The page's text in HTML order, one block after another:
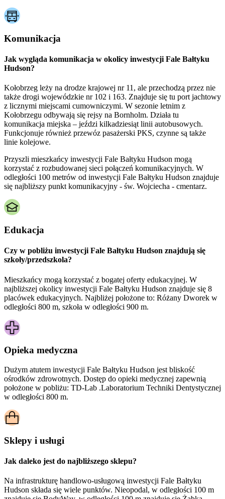
Komunikacja
Jak wygląda komunikacja w okolicy inwestycji Fale Bałtyku
Hudson?
Kołobrzeg leży na drodze krajowej nr 11, ale przechodzą przez nie
także drogi wojewódzkie nr 102 i 163. Znajduje się tu port jachtowy
z licznymi miejscami cumowniczymi. W sezonie letnim z
Kołobrzegu odbywają się rejsy na Bornholm. Działa tu
komunikacja miejska – jeździ kilkadziesiąt linii autobusowych.
Funkcjonuje również przewóz pasażerski PKS, czynne są także
linie kolejowe.
Przyszli mieszkańcy inwestycji Fale Bałtyku Hudson mogą
korzystać z rozbudowanej sieci połączeń komunikacyjnych. W
odległości 100 metrów od inwestycji Fale Bałtyku Hudson znajduje
się najbliższy punkt komunikacyjny - św. Wojciecha - cmentarz.
Edukacja
Czy w pobliżu inwestycji Fale Bałtyku Hudson znajdują się
szkoły/przedszkola?
Mieszkańcy mogą korzystać z bogatej oferty edukacyjnej. W
najbliższej okolicy inwestycji Fale Bałtyku Hudson znajduje się 8
placówek edukacyjnych. Najbliżej położone to: Różany Dworek w
odległości 800 m, szkoła w odległości 900 m.
Opieka medyczna
Dużym atutem inwestycji Fale Bałtyku Hudson jest bliskość
ośrodków zdrowotnych. Dostęp do opieki medycznej zapewnią
położone w pobliżu: TD-Lab .Laboratorium Techniki Dentystycznej
w odległości 800 m.
Sklepy i usługi
Jak daleko jest do najbliższego sklepu?
Na infrastrukturę handlowo-usługową inwestycji Fale Bałtyku
Hudson składa się wiele punktów. Nieopodal, w odległości 100 m